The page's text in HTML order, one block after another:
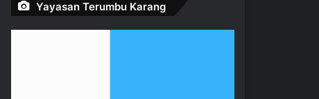
Yayasan Terumbu Karang